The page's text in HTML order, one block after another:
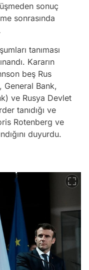
sonuç
sonrasında
tanıması
Kararın
beş Rus
General Bank,
ve Rusya Devlet
tanıdığı ve
Rotenberg ve
duyurdu.